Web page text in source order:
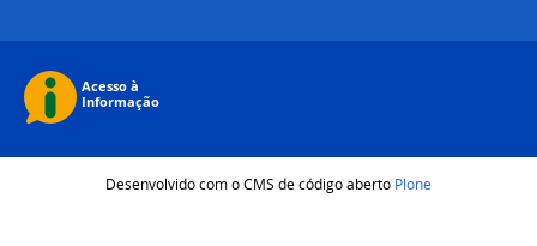
Desenvolvido com o CMS de código aberto Plone